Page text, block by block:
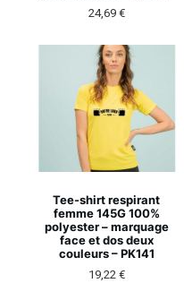
24,69 €
Tee-shirt respirant
femme 145G 100%
polyester – marquage
face et dos deux
couleurs – PK141
19,22 €